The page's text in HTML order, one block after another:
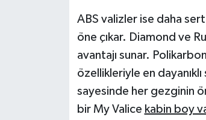
ABS valizler ise daha sert
öne çıkar. Diamond ve
avantajı sunar.
özellikleriyle en
sayesinde her gezginin
bir My Valice kabin boy